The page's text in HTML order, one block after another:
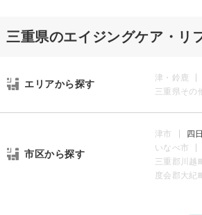
三重県のエイジングケア・リ
エリアから探す
津・鈴鹿
三重県その
市区から探す
津市 四
いなべ市
三重郡川越町
度会郡大紀町